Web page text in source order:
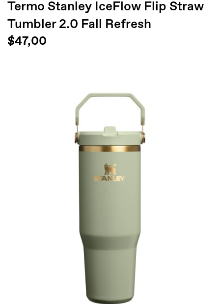
Termo Stanley IceFlow Flip Straw
Tumbler 2.0 Fall Refresh
$47,00